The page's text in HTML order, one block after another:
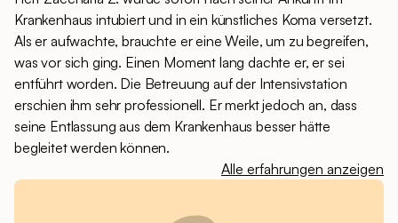
Krankenhaus intubiert und in ein künstliches Koma versetzt.
Als er aufwachte, brauchte er eine Weile, um zu begreifen,
was vor sich ging. Einen Moment lang dachte er, er sei
entführt worden. Die Betreuung auf der Intensivstation
erschien ihm sehr professionell. Er merkt jedoch an, dass
seine Entlassung aus dem Krankenhaus besser hätte
begleitet werden können.
Alle erfahrungen anzeigen